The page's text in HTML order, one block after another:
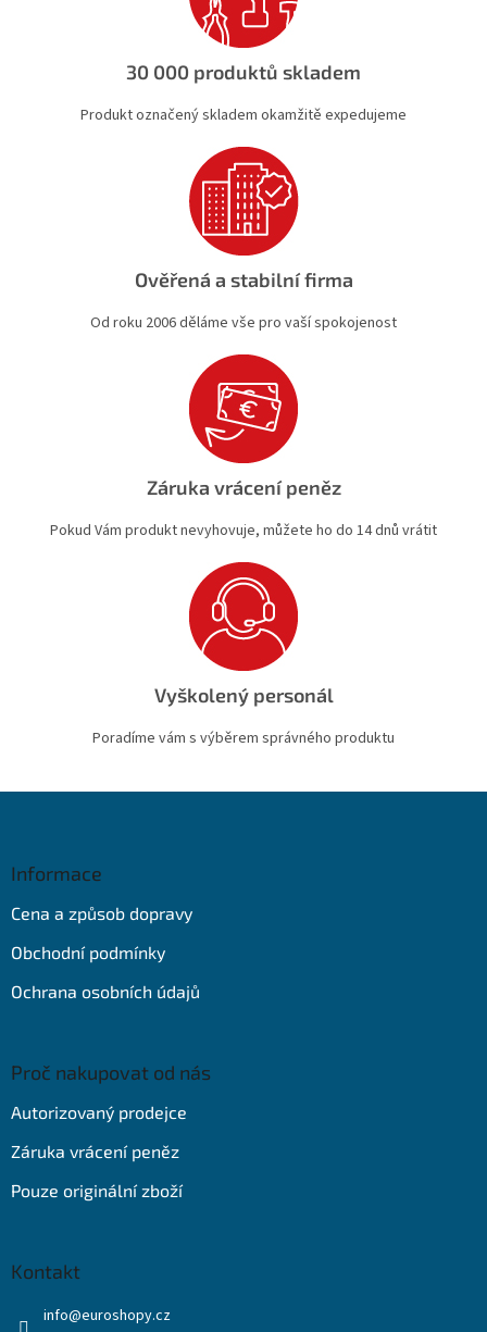
30 000 produktů skladem
Produkt označený skladem okamžitě expedujeme
Ověřená a stabilní firma
Od roku 2006 děláme vše pro vaší spokojenost
Záruka vrácení peněz
Pokud Vám produkt nevyhovuje, můžete ho do 14 dnů vrátit
Vyškolený personál
Poradíme vám s výběrem správného produktu
Informace
Cena a způsob dopravy
Obchodní podmínky
Ochrana osobních údajů
Proč nakupovat od nás
Autorizovaný prodejce
Záruka vrácení peněz
Pouze originální zboží
Kontakt
info@euroshopy.cz